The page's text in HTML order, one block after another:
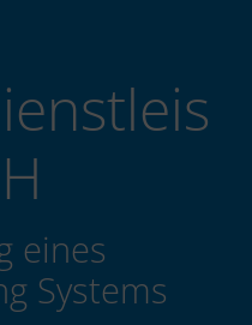
eines
Systems